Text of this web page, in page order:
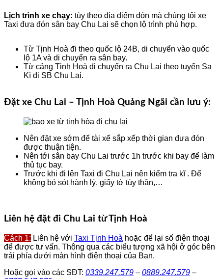
Lịch trình xe chạy: tùy theo địa điểm đón mà chúng tôi xe
Taxi đưa đón sân bay Chu Lai sẽ chọn lộ trình phù hợp.
Từ Tịnh Hoà đi theo quốc lộ 24B, di chuyển vào quốc
lộ 1A và di chuyển ra sân bay.
Từ cảng Tịnh Hoà di chuyển ra Chu Lai theo tuyến Sa
Kì đi SB Chu Lai.
Đặt xe Chu Lai – Tịnh Hoà Quảng Ngãi cần lưu ý:
Nên đặt xe sớm để tài xế sắp xếp thời gian đưa đón
được thuận tiện.
Nên tới sân bay Chu Lai trước 1h trước khi bay để làm
thủ tục bay.
Trước khi đi lên Taxi đi Chu Lai nên kiểm tra kĩ . Để
không bỏ sót hành lý, giấy tờ tùy thân,…
Liên hệ đặt đi Chu Lai từ Tịnh Hoà
Cách 1: Liên hệ với Taxi Tịnh Hoà hoặc để lại số điện thoại
để được tư vấn. Thông qua các biểu tượng xã hội ở góc bên
trái phía dưới màn hình điện thoại của Bạn.
Hoặc gọi vào các SĐT: 0339.247.579 – 0889.247.579 –